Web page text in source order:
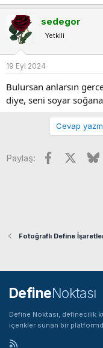
t
a
n
sedegor
Yetkili
19 Eyl 2024
Bulursan anlarsın
diye, seni soyar
Cevap
Paylaş: Facebook
Fotoğraflı Define
DefineNoktası
Define Noktası, definecilik
içerikler sunan bir